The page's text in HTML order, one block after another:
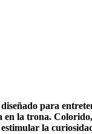
diseñado para
en la trona. Colorido,
la